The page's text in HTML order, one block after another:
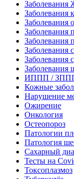
Заболевания
Заболевания
Заболевания
Заболевания
Заболевания
Заболевания
Заболевания
ИППП /
Кожные
Нарушение
Ожирение
Онкология
Остеопороз
Патологии
Патология
Сахарный
Тесты на
Токсоплазмоз